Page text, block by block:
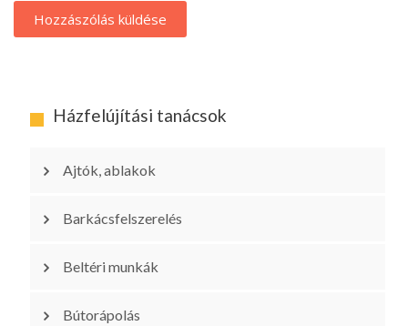
Házfelújítási tanácsok
Ajtók, ablakok
Barkácsfelszerelés
Beltéri munkák
Bútorápolás